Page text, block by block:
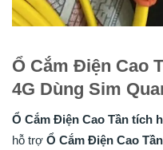
Ổ Cắm Điện Cao
4G Dùng Sim
Ổ Cắm Điện Cao Tần tích
hỗ trợ Ổ Cắm Điện Cao